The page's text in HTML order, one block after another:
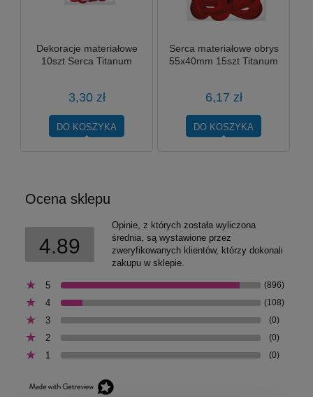
Dekoracje materiałowe
10szt Serca Titanum
3,30 zł
DO KOSZYKA
Serca materiałowe obrys
55x40mm 15szt Titanum
6,17 zł
DO KOSZYKA
Ocena sklepu
4.89
Opinie, z których została wyliczona
średnia, są wystawione przez
zweryfikowanych klientów, którzy dokonali
zakupu w sklepie.
5 (896)
4 (108)
3 (0)
2 (0)
1 (0)